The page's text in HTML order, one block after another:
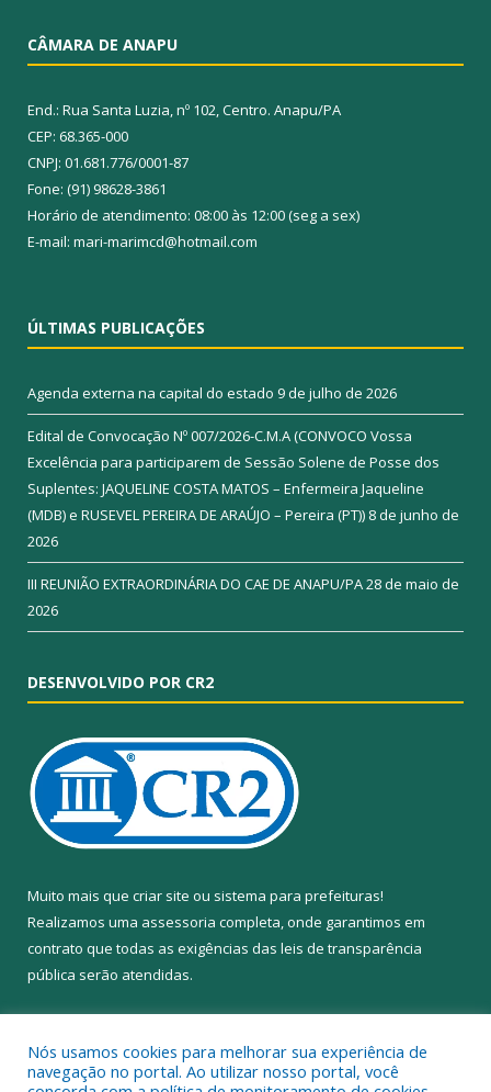
CÂMARA DE ANAPU
End.: Rua Santa Luzia, nº 102, Centro. Anapu/PA
CEP: 68.365-000
CNPJ: 01.681.776/0001-87
Fone: (91) 98628-3861
Horário de atendimento: 08:00 às 12:00 (seg a sex)
E-mail: mari-marimcd@hotmail.com
ÚLTIMAS PUBLICAÇÕES
Agenda externa na capital do estado 9 de julho de 2026
Edital de Convocação Nº 007/2026-C.M.A (CONVOCO Vossa
Excelência para participarem de Sessão Solene de Posse dos
Suplentes: JAQUELINE COSTA MATOS – Enfermeira Jaqueline
(MDB) e RUSEVEL PEREIRA DE ARAÚJO – Pereira (PT)) 8 de junho de
2026
III REUNIÃO EXTRAORDINÁRIA DO CAE DE ANAPU/PA28 de maio de
2026
DESENVOLVIDO POR CR2
Muito mais que criar site ou sistema para prefeituras!
Realizamos uma assessoria completa, onde garantimos em
contrato que todas as exigências das leis de transparência
pública serão atendidas.
Nós usamos cookies para melhorar sua experiência de
navegação no portal. Ao utilizar nosso portal, você